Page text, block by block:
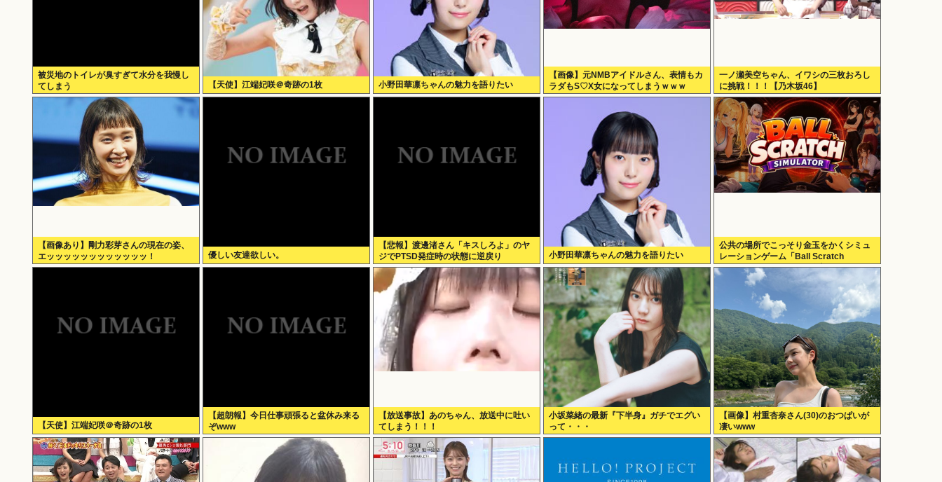
被災地のトイレが臭すぎて水分を我慢し
てしまう
【天使】江端妃咲＠奇跡の1枚 小野田華凛ちゃんの魅力を語りたい
【画像】元NMBアイドルさん、表情もカ
ラダもS♡X女になってしまうｗｗｗ
一ノ瀬美空ちゃん、イワシの三枚おろし
に挑戦！！！【乃木坂46】
【画像あり】剛力彩芽さんの現在の姿、
エッッッッッッッッッッッッ！
優しい友達欲しい。
【悲報】渡邊渚さん「キスしろよ」のヤ
ジでPTSD発症時の状態に逆戻り
小野田華凛ちゃんの魅力を語りたい
公共の場所でこっそり金玉をかくシミュ
レーションゲーム「Ball Scratch
Simulator」がSteamで発表される
【天使】江端妃咲＠奇跡の1枚
【超朗報】今日仕事頑張ると盆休み来る
ぞwww
【放送事故】あのちゃん、放送中に吐い
てしまう！！！
小坂菜緒の最新『下半身』ガチでエグい
って・・・
【画像】村重杏奈さん(30)のおつぱいが
凄いwww